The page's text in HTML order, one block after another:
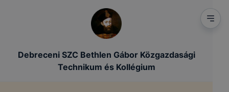
Debreceni SZC Bethlen Gábor Közgazdasági
Technikum és Kollégium